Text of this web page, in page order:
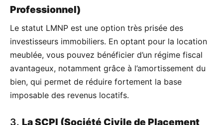
Professionnel)
Le statut LMNP est une option très prisée des
investisseurs immobiliers. En optant pour la location
meublée, vous pouvez bénéficier d’un régime fiscal
avantageux, notamment grâce à l’amortissement du
bien, qui permet de réduire fortement la base
imposable des revenus locatifs.
3. La SCPI (Société Civile de Placement